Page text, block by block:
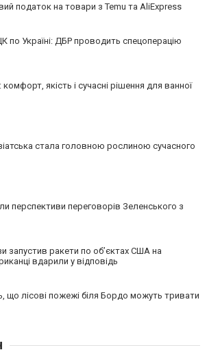
податок на товари з Temu та AliExpress
по Україні: ДБР проводить спецоперацію
якість і сучасні рішення для ванної
стала головною рослиною сучасного
перспективи переговорів Зеленського з
запустив ракети по обʼєктах США на
вдарили у відповідь
що лісові пожежі біля Бордо можуть тривати